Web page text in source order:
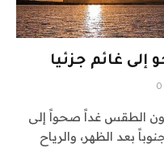
غائم جزئيا
0
الطقس غداً صحواً إلى
بعد الظهر، والرياح